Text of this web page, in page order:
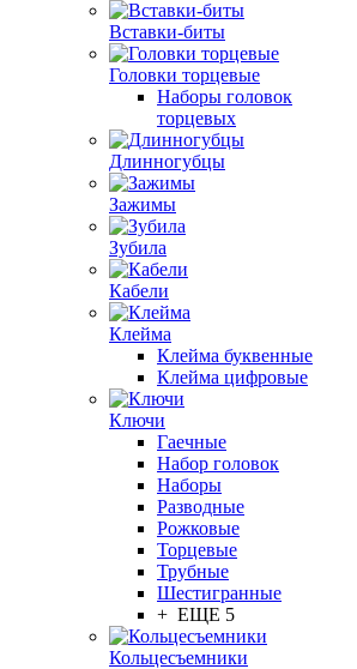
Вставки-биты
Головки торцевые
Наборы головок
торцевых
Длинногубцы
Зажимы
Зубила
Кабели
Клейма
Клейма буквенные
Клейма цифровые
Ключи
Гаечные
Набор головок
Наборы
Разводные
Рожковые
Торцевые
Трубные
Шестигранные
+ ЕЩЕ 5
Кольцесъемники